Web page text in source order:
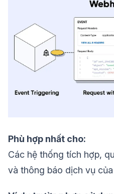
Phù hợp nhất cho:
Các hệ thống tích hợp,
và thông báo dịch vụ